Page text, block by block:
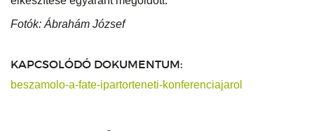
Fotók: Ábrahám József
KAPCSOLÓDÓ DOKUMENTUM:
beszamolo-a-fate-ipartorteneti-konferenciajarol